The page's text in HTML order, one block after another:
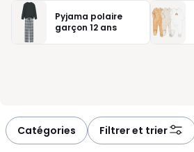
Pyjama polaire
garçon 12 ans
Catégories Filtrer et trier